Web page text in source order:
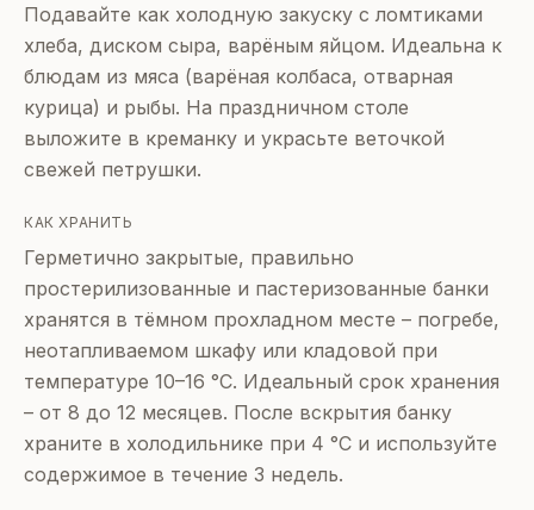
Подавайте как холодную закуску с ломтиками
хлеба, диском сыра, варёным яйцом. Идеальна к
блюдам из мяса (варёная колбаса, отварная
курица) и рыбы. На праздничном столе
выложите в креманку и украсьте веточкой
свежей петрушки.
КАК ХРАНИТЬ
Герметично закрытые, правильно
простерилизованные и пастеризованные банки
хранятся в тёмном прохладном месте – погребе,
неотапливаемом шкафу или кладовой при
температуре 10–16 °C. Идеальный срок хранения
– от 8 до 12 месяцев. После вскрытия банку
храните в холодильнике при 4 °C и используйте
содержимое в течение 3 недель.